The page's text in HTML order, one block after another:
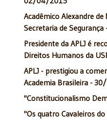
Acadêmico Alexandre
Secretaria de
Presidente da APLJ é
Direitos Humanos da
APLJ - prestigiou a
Academia Brasileira -
"Constitucionalismo
"Os quatro Cavaleiros